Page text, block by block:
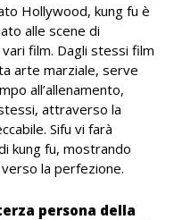
Hollywood, kung fu è
alle scene di
film. Dagli stessi film
arte marziale, serve
all’allenamento,
attraverso la
Sifu vi farà
kung fu, mostrando
la perfezione.
persona della